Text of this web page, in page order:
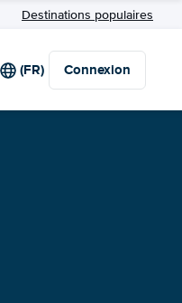
Destinations populaires
(FR) Connexion